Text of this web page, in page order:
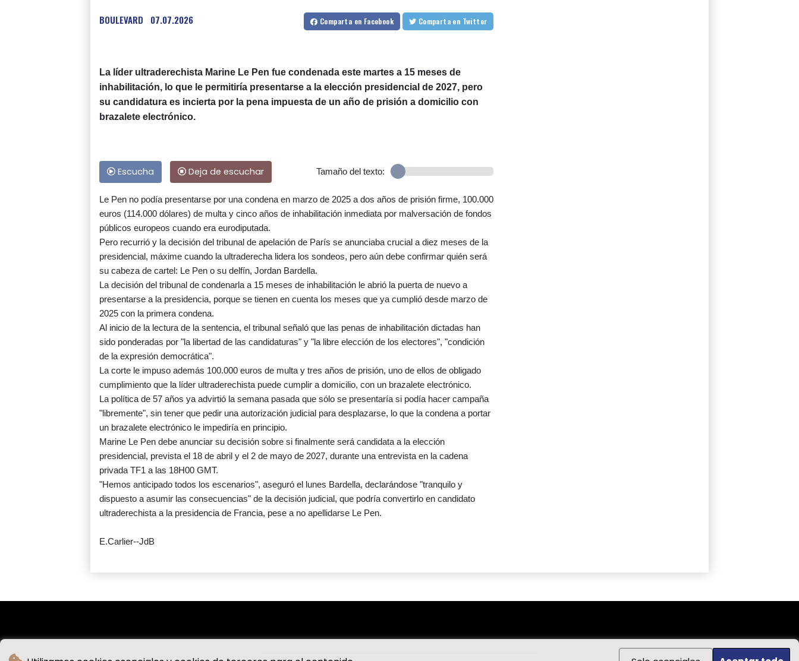
BOULEVARD 07.07.2026 Comparta en Facebook Comparta en Twitter
La líder ultraderechista Marine Le Pen fue condenada este martes a 15 meses de
inhabilitación, lo que le permitiría presentarse a la elección presidencial de 2027, pero
su candidatura es incierta por la pena impuesta de un año de prisión a domicilio con
brazalete electrónico.
Escucha Deja de escuchar Tamaño del texto:
Le Pen no podía presentarse por una condena en marzo de 2025 a dos años de prisión firme, 100.000
euros (114.000 dólares) de multa y cinco años de inhabilitación inmediata por malversación de fondos
públicos europeos cuando era eurodiputada.
Pero recurrió y la decisión del tribunal de apelación de París se anunciaba crucial a diez meses de la
presidencial, máxime cuando la ultraderecha lidera los sondeos, pero aún debe confirmar quién será
su cabeza de cartel: Le Pen o su delfín, Jordan Bardella.
La decisión del tribunal de condenarla a 15 meses de inhabilitación le abrió la puerta de nuevo a
presentarse a la presidencia, porque se tienen en cuenta los meses que ya cumplió desde marzo de
2025 con la primera condena.
Al inicio de la lectura de la sentencia, el tribunal señaló que las penas de inhabilitación dictadas han
sido ponderadas por "la libertad de las candidaturas" y "la libre elección de los electores", "condición
de la expresión democrática".
La corte le impuso además 100.000 euros de multa y tres años de prisión, uno de ellos de obligado
cumplimiento que la líder ultraderechista puede cumplir a domicilio, con un brazalete electrónico.
La política de 57 años ya advirtió la semana pasada que sólo se presentaría si podía hacer campaña
"libremente", sin tener que pedir una autorización judicial para desplazarse, lo que la condena a portar
un brazalete electrónico le impediría en principio.
Marine Le Pen debe anunciar su decisión sobre si finalmente será candidata a la elección
presidencial, prevista el 18 de abril y el 2 de mayo de 2027, durante una entrevista en la cadena
privada TF1 a las 18H00 GMT.
"Hemos anticipado todos los escenarios", aseguró el lunes Bardella, declarándose "tranquilo y
dispuesto a asumir las consecuencias" de la decisión judicial, que podría convertirlo en candidato
ultraderechista a la presidencia de Francia, pese a no apellidarse Le Pen.
E.Carlier--JdB